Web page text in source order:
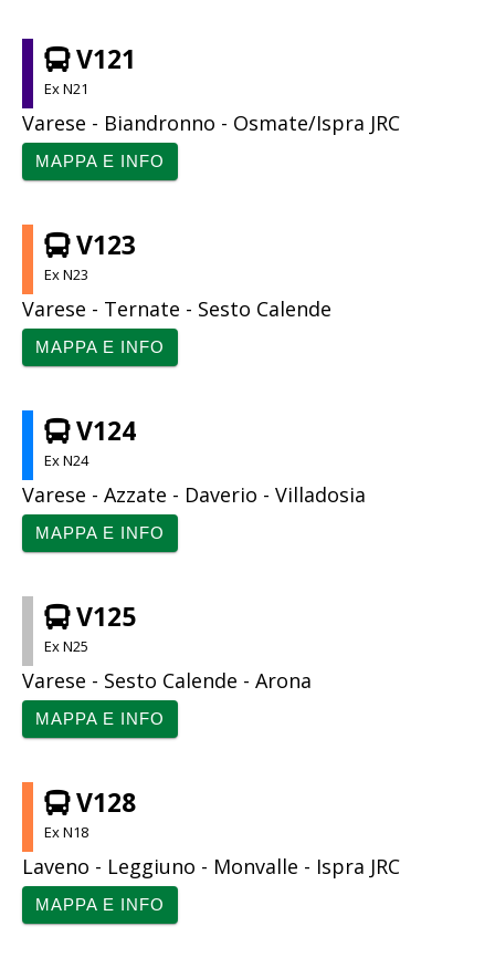
V121
Ex N21
Varese - Biandronno - Osmate/Ispra JRC
MAPPA E INFO
V123
Ex N23
Varese - Ternate - Sesto Calende
MAPPA E INFO
V124
Ex N24
Varese - Azzate - Daverio - Villadosia
MAPPA E INFO
V125
Ex N25
Varese - Sesto Calende - Arona
MAPPA E INFO
V128
Ex N18
Laveno - Leggiuno - Monvalle - Ispra JRC
MAPPA E INFO